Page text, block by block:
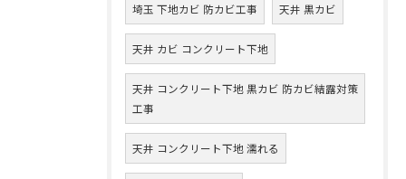
埼玉 下地カビ 防カビ工事 天井 黒カビ
天井 カビ コンクリート下地
天井 コンクリート下地 黒カビ 防カビ結露対策
工事
天井 コンクリート下地 濡れる